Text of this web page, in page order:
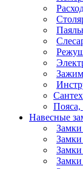
Пояса,
Навесные